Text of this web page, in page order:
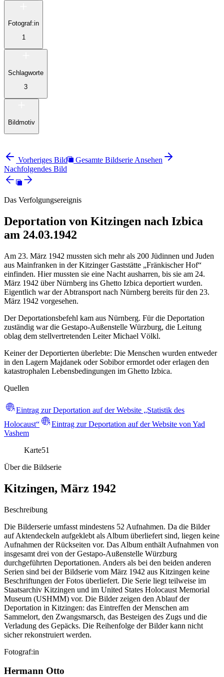
Fotograf:in
1
Schlagworte
3
Bildmotiv
Vorheriges Bild
Gesamte Bildserie Ansehen
Nachfolgendes Bild
Das Verfolgungsereignis
Deportation von Kitzingen nach Izbica
am 24.03.1942
Am 23. März 1942 mussten sich mehr als 200 Jüdinnen und Juden
aus Mainfranken in der Kitzinger Gaststätte „Fränkischer Hof“
einfinden. Hier mussten sie eine Nacht ausharren, bis sie am 24.
März 1942 über Nürnberg ins Ghetto Izbica deportiert wurden.
Eigentlich war der Abtransport nach Nürnberg bereits für den 23.
März 1942 vorgesehen.
Der Deportationsbefehl kam aus Nürnberg. Für die Deportation
zuständig war die Gestapo-Außenstelle Würzburg, die Leitung
oblag dem stellvertretenden Leiter Michael Völkl.
Keiner der Deportierten überlebte: Die Menschen wurden entweder
in den Lagern Majdanek oder Sobibor ermordet oder erlagen den
katastrophalen Lebensbedingungen im Ghetto Izbica.
Quellen
Eintrag zur Deportation auf der Website „Statistik des
Holocaust“
Eintrag zur Deportation auf der Website von Yad
Vashem
Karte51
Über die Bildserie
Kitzingen, März 1942
Beschreibung
Die Bilderserie umfasst mindestens 52 Aufnahmen. Da die Bilder
auf Aktendeckeln aufgeklebt als Album überliefert sind, liegen keine
Aufnahmen der Rückseiten vor. Das Album enthält Aufnahmen von
insgesamt drei von der Gestapo-Außenstelle Würzburg
durchgeführten Deportationen. Anders als bei den beiden anderen
Serien sind bei der Bildserie vom März 1942 aus Kitzingen keine
Beschriftungen der Fotos überliefert. Die Serie liegt teilweise im
Staatsarchiv Kitzingen und im United States Holocaust Memorial
Museum (USHMM) vor. Die Bilder zeigen den Ablauf der
Deportation in Kitzingen: das Eintreffen der Menschen am
Sammelort, den Zwangsmarsch, das Besteigen des Zugs und die
Verladung des Gepäcks. Die Reihenfolge der Bilder kann nicht
sicher rekonstruiert werden.
Fotograf:in
Hermann Otto